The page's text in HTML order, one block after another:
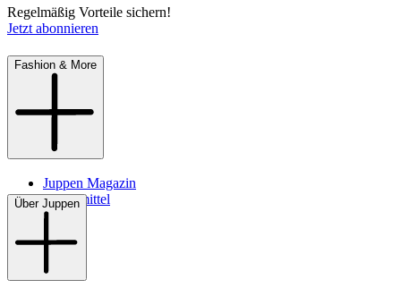
Regelmäßig Vorteile sichern!
Jetzt abonnieren
Fashion & More
Juppen Magazin
Pflegemittel
Über Juppen